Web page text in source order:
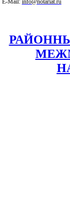
E-Mail: info@notariat.ru